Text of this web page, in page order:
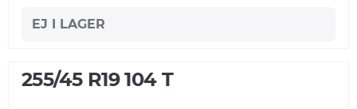
EJ I LAGER
255/45 R19 104 T